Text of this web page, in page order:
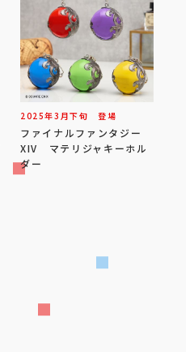
2025年3 月下旬 登場
ファイナルファンタジー
XIV マテリジャキーホル
ダー